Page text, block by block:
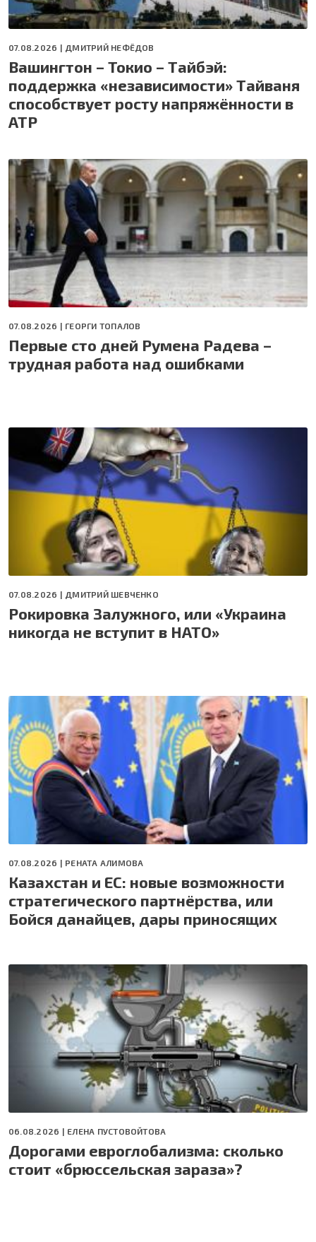
07.08.2026 | ДМИТРИЙ НЕФЁДОВ
Вашингтон – Токио – Тайбэй:
поддержка «независимости» Тайваня
способствует росту напряжённости в
АТР
07.08.2026 | ГЕОРГИ ТОПАЛОВ
Первые сто дней Румена Радева –
трудная работа над ошибками
07.08.2026 | ДМИТРИЙ ШЕВЧЕНКО
Рокировка Залужного, или «Украина
никогда не вступит в НАТО»
07.08.2026 | РЕНАТА АЛИМОВА
Казахстан и ЕС: новые возможности
стратегического партнёрства, или
Бойся данайцев, дары приносящих
06.08.2026 | ЕЛЕНА ПУСТОВОЙТОВА
Дорогами евроглобализма: сколько
стоит «брюссельская зараза»?